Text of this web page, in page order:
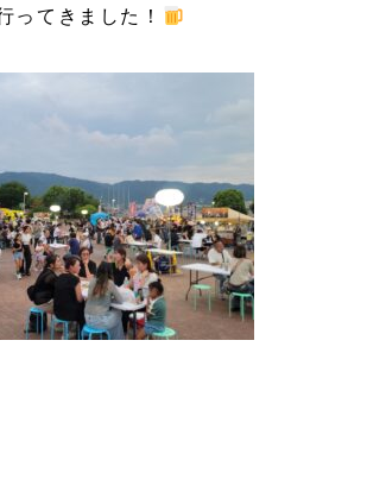
ってきました！